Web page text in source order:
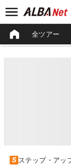
全ツアー
ステップ・アッ